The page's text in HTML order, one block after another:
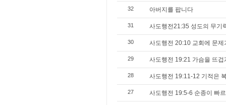
32 아버지를 팝니다
31 사도행전21:35 성도의 무기
30 사도행전 20:10 교회에 문
29 사도행전 19:21 가슴을 뜨
28 사도행전 19:11-12 기적은
27 사도행전 19:5-6 순종이 빠